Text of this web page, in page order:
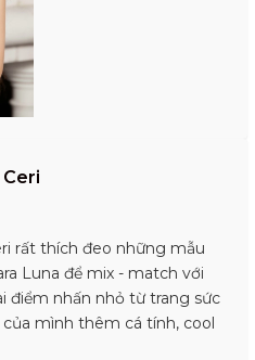
Ceri
rất thích đeo những mẫu
Luna để mix - match với
điểm nhấn nhỏ từ trang sức
mình thêm cá tính, cool